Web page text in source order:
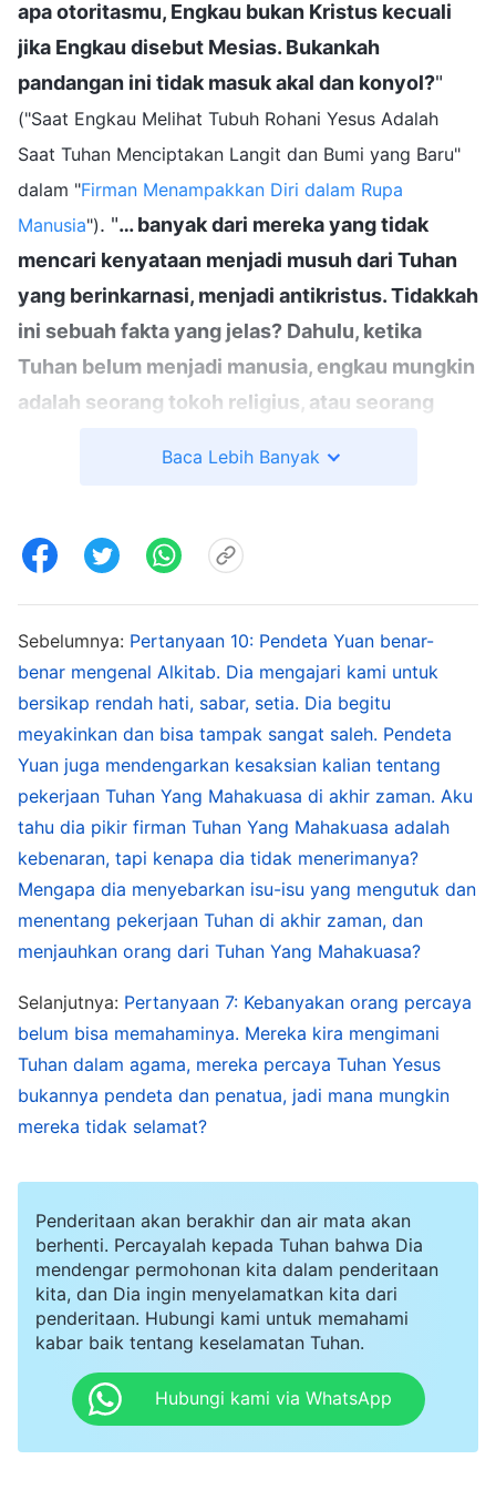
apa otoritasmu, Engkau bukan Kristus kecuali
jika Engkau disebut Mesias. Bukankah
pandangan ini tidak masuk akal dan konyol?"
("Saat Engkau Melihat Tubuh Rohani Yesus Adalah
Saat Tuhan Menciptakan Langit dan Bumi yang Baru"
dalam "Firman Menampakkan Diri dalam Rupa
Manusia"). "… banyak dari mereka yang tidak
mencari kenyataan menjadi musuh dari Tuhan
yang berinkarnasi, menjadi antikristus. Tidakkah
ini sebuah fakta yang jelas? Dahulu, ketika
Tuhan belum menjadi manusia, engkau mungkin
adalah seorang tokoh religius, atau seorang
manusia, banyak orang percaya yang taat
Apakah engkau tahu apa yang terjadi di sini?
Dalam kepercayaanmu kepada Tuhan, engkau
mengejar kebenaran, tetapi malah terobsesi
dengan dusta—tidakkah ini merupakan sumber
yang paling jelas dari permusuhanmu terhadap
Tuhan yang berinkarnasi? Tuhan yang
berinkarnasi disebut Kristus, jika demikian
bukankah semua orang yang tidakpercaya
kepada Tuhan yang berinkarnasi adalah
antikristus? "(Firman, Vol. 1, Penampakan dan
Pekerjaan Tuhan, "Hanya Orang yang Mengenal Tuhan
dan Pekerjaan-Nya yang Dapat Memuaskan Tuhan")
Ini menunjukkan sifat orang Farisi religius yang
muak terhadap kebenaran dan benci kebenaran.
Mereka hanya percaya pandangan dan imajinasi
mereka sendiri. Hanya percaya teori teologi yang
percaya kepada inkarnasi Kristus atau kebenaran
yang Kristus ungkapkan. Mereka semua musuh
inkarnasi Tuhan. Semuanya antikristus yang
disingkapkan oleh pekerjaan inkarnasi Tuhan di
akhir zaman! Orang yang mengikuti mereka
sama saja dengan mereka, dengan keras kepala
berpegang pada pandangan dan imajinasi
mereka, juga pengetahuan alkitabiah dan teori
Baca Lebih Banyak
Sebelumnya: Pertanyaan 10: Pendeta Yuan benar-
benar mengenal Alkitab. Dia mengajari kami untuk
bersikap rendah hati, sabar, setia. Dia begitu
meyakinkan dan bisa tampak sangat saleh. Pendeta
Yuan juga mendengarkan kesaksian kalian tentang
pekerjaan Tuhan Yang Mahakuasa di akhir zaman. Aku
tahu dia pikir firman Tuhan Yang Mahakuasa adalah
kebenaran, tapi kenapa dia tidak menerimanya?
Mengapa dia menyebarkan isu-isu yang mengutuk dan
menentang pekerjaan Tuhan di akhir zaman, dan
menjauhkan orang dari Tuhan Yang Mahakuasa?
Selanjutnya: Pertanyaan 7: Kebanyakan orang percaya
belum bisa memahaminya. Mereka kira mengimani
Tuhan dalam agama, mereka percaya Tuhan Yesus
bukannya pendeta dan penatua, jadi mana mungkin
mereka tidak selamat?
Penderitaan akan berakhir dan air mata akan
berhenti. Percayalah kepada Tuhan bahwa Dia
mendengar permohonan kita dalam penderitaan
kita, dan Dia ingin menyelamatkan kita dari
penderitaan. Hubungi kami untuk memahami
kabar baik tentang keselamatan Tuhan.
Hubungi kami via WhatsApp